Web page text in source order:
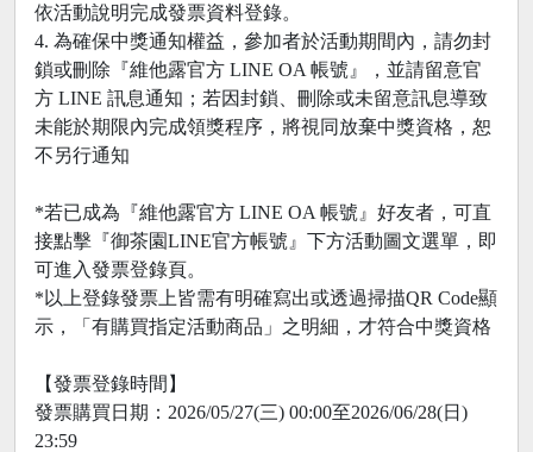
依活動說明完成發票資料登錄。
4. 為確保中獎通知權益，參加者於活動期間內，請勿封
鎖或刪除『維他露官方 LINE OA 帳號』，並請留意官
方 LINE 訊息通知；若因封鎖、刪除或未留意訊息導致
未能於期限內完成領獎程序，將視同放棄中獎資格，恕
不另行通知
*若已成為『維他露官方 LINE OA 帳號』好友者，可直
接點擊『御茶園LINE官方帳號』下方活動圖文選單，即
可進入發票登錄頁。
*以上登錄發票上皆需有明確寫出或透過掃描QR Code顯
示，「有購買指定活動商品」之明細，才符合中獎資格
【發票登錄時間】
發票購買日期：2026/05/27(三) 00:00至2026/06/28(日)
23:59